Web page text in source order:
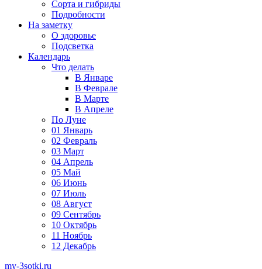
Сорта и гибриды
Подробности
На заметку
О здоровье
Подсветка
Календарь
Что делать
В Январе
В Феврале
В Марте
В Апреле
По Луне
01 Январь
02 Февраль
03 Март
04 Апрель
05 Май
06 Июнь
07 Июль
08 Август
09 Сентябрь
10 Октябрь
11 Ноябрь
12 Декабрь
my-3sotki.ru